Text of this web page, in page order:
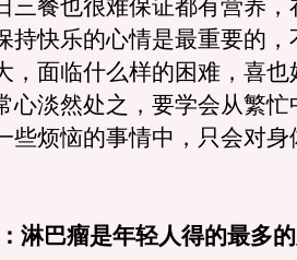
三餐也很难保证都有营养，
持快乐的心情是最重要的，
，面临什么样的困难，喜也
心淡然处之，要学会从繁忙
些烦恼的事情中，只会对身
淋巴瘤是年轻人得的最多